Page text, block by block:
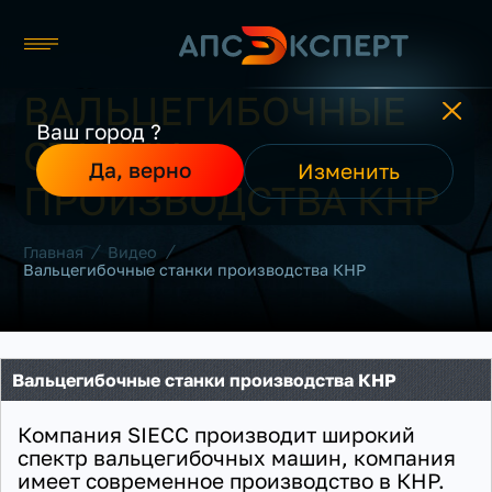
Ваш город ?
Да, верно
Изменить
Москва
Каталог
О компании
Производители
Реализованные проекты
Контакты
ВАЛЬЦЕГИБОЧНЫЕ
СТАНКИ
ПРОИЗВОДСТВА КНР
Главная / Видео
/
Вальцегибочные станки производства КНР
Вальцегибочные станки производства КНР
Компания SIECC производит широкий
спектр вальцегибочных машин, компания
имеет современное производство в КНР.